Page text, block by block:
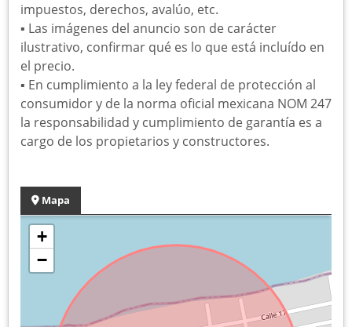
impuestos, derechos, avalúo, etc.
▪︎ Las imágenes del anuncio son de carácter
ilustrativo, confirmar qué es lo que está incluído en
el precio.
▪︎ En cumplimiento a la ley federal de protección al
consumidor y de la norma oficial mexicana NOM 247
la responsabilidad y cumplimiento de garantía es a
cargo de los propietarios y constructores.
Mapa
+
−